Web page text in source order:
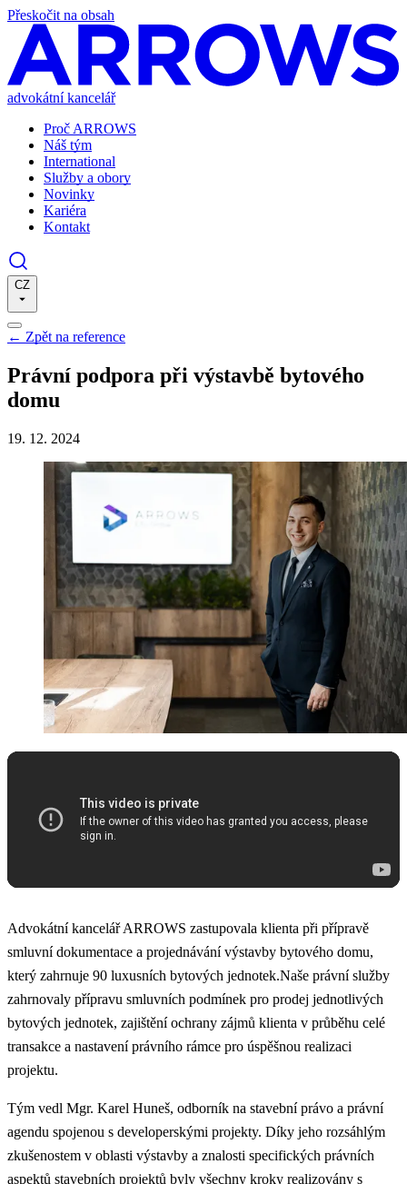
Přeskočit na obsah
advokátní kancelář
Proč ARROWS
Náš tým
International
Služby a obory
Novinky
Kariéra
Kontakt
CZ
← Zpět na reference
Právní podpora při výstavbě bytového
domu
19. 12. 2024
Advokátní kancelář ARROWS zastupovala klienta při přípravě
smluvní dokumentace a projednávání výstavby bytového domu,
který zahrnuje 90 luxusních bytových jednotek.Naše právní služby
zahrnovaly přípravu smluvních podmínek pro prodej jednotlivých
bytových jednotek, zajištění ochrany zájmů klienta v průběhu celé
transakce a nastavení právního rámce pro úspěšnou realizaci
projektu.
Tým vedl Mgr. Karel Huneš, odborník na stavební právo a právní
agendu spojenou s developerskými projekty. Díky jeho rozsáhlým
zkušenostem v oblasti výstavby a znalosti specifických právních
aspektů stavebních projektů byly všechny kroky realizovány s